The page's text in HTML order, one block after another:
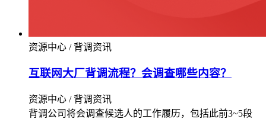
资源中心 / 背调资讯
互联网大厂背调流程？会调查哪些内容？
资源中心 / 背调资讯
背调公司将会调查候选人的工作履历，包括此前3~5段